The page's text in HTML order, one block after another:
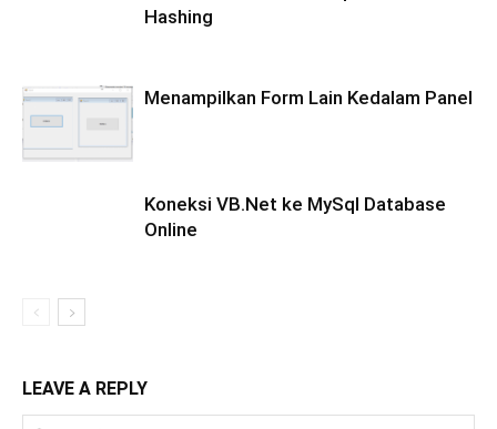
Hashing
Menampilkan Form Lain Kedalam Panel
Koneksi VB.Net ke MySql Database
Online
LEAVE A REPLY